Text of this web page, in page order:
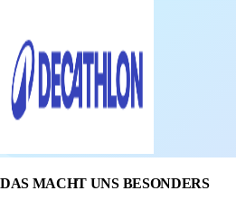
DAS MACHT UNS BESONDERS